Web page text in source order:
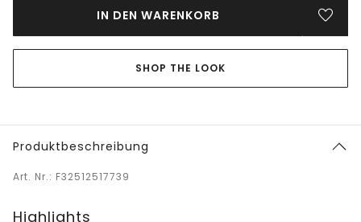
IN DEN WARENKORB
SHOP THE LOOK
Produktbeschreibung
Art. Nr.: F32512517739
Highlights